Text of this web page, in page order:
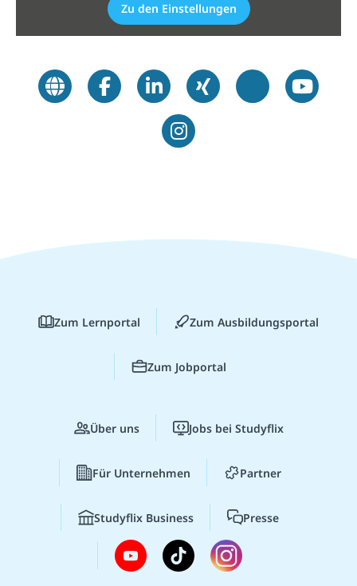
Zu den Einstellungen
Zum Lernportal Zum Ausbildungsportal
Zum Jobportal
Über uns Jobs bei Studyflix
Für Unternehmen Partner
Studyflix Business Presse